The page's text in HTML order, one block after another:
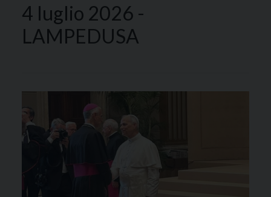
4 luglio 2026 -
LAMPEDUSA